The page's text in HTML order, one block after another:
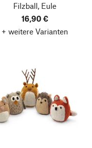
Filzball, Eule
16,90 €
+ weitere Varianten